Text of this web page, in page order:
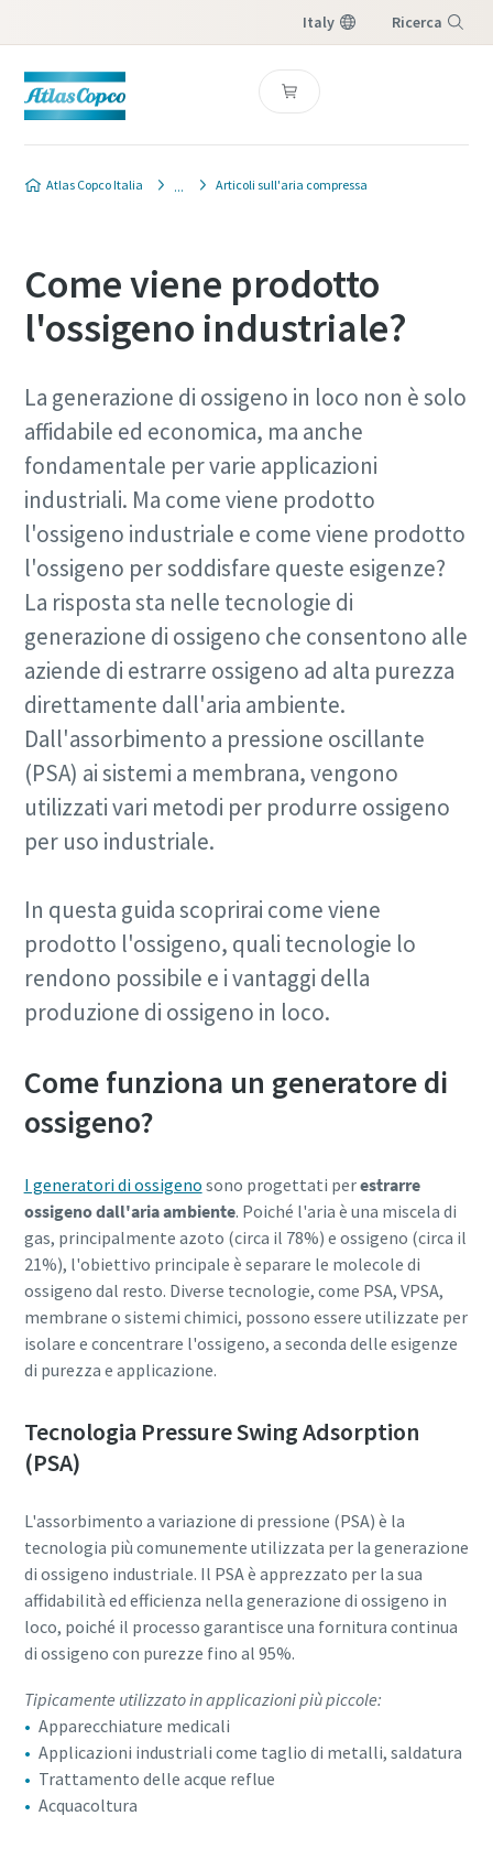
Italy Ricerca
Atlas Copco Italia Articoli sull'aria compressa
10 passaggi verso una produzione più
ecologica ed efficiente
Riduzione delle emissioni di carbonio per una produzione
ecologica: tutto quello che c'è da sapere
Per saperne di più
Come viene prodotto
l'ossigeno industriale?
La generazione di ossigeno in loco non è solo
affidabile ed economica, ma anche
fondamentale per varie applicazioni
industriali. Ma come viene prodotto
l'ossigeno industriale e come viene prodotto
l'ossigeno per soddisfare queste esigenze?
La risposta sta nelle tecnologie di
generazione di ossigeno che consentono alle
aziende di estrarre ossigeno ad alta purezza
direttamente dall'aria ambiente.
Dall'assorbimento a pressione oscillante
(PSA) ai sistemi a membrana, vengono
utilizzati vari metodi per produrre ossigeno
per uso industriale.
In questa guida scoprirai come viene
prodotto l'ossigeno, quali tecnologie lo
rendono possibile e i vantaggi della
produzione di ossigeno in loco.
Come funziona un generatore di
ossigeno?
I generatori di ossigeno sono progettati perestrarre
ossigeno dall'aria ambiente. Poiché l'aria è una miscela di
gas, principalmente azoto (circa il 78%) e ossigeno (circa il
21%), l'obiettivo principale è separare le molecole di
ossigeno dal resto. Diverse tecnologie, come PSA, VPSA,
membrane o sistemi chimici, possono essere utilizzate per
isolare e concentrare l'ossigeno, a seconda delle esigenze
di purezza e applicazione.
Tecnologia Pressure Swing Adsorption
(PSA)
L'assorbimento a variazione di pressione (PSA) è la
tecnologia più comunemente utilizzata per la generazione
di ossigeno industriale. Il PSA è apprezzato per la sua
affidabilità ed efficienza nella generazione di ossigeno in
loco, poiché il processo garantisce una fornitura continua
di ossigeno con purezze fino al 95%.
Tipicamente utilizzato in applicazioni più piccole:
Apparecchiature medicali
Applicazioni industriali come taglio di metalli, saldatura
Trattamento delle acque reflue
Acquacoltura